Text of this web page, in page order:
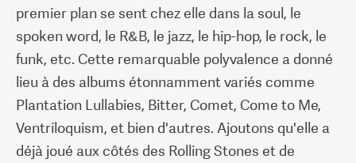
premier plan se sent chez elle dans la soul, le
spoken word, le R&B, le jazz, le hip-hop, le rock, le
funk, etc. Cette remarquable polyvalence a donné
lieu à des albums étonnamment variés comme
Plantation Lullabies, Bitter, Comet, Come to Me,
Ventriloquism, et bien d'autres. Ajoutons qu'elle a
déjà joué aux côtés des Rolling Stones et de